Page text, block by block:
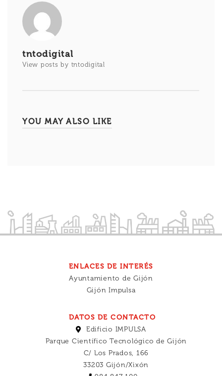
tntodigital
View posts by tntodigital
YOU MAY ALSO LIKE
ENLACES DE INTERÉS
Ayuntamiento de Gijón
Gijón Impulsa
DATOS DE CONTACTO
Edificio IMPULSA
Parque Científico Tecnológico de Gijón
C/ Los Prados, 166
33203 Gijón/Xixón